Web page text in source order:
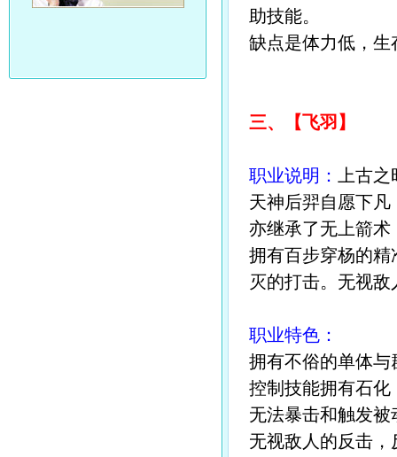
助技能。
缺点是体力低，
三、【飞羽】
职业说明：
上古
天神后羿自愿下
亦继承了无上箭
拥有百步穿杨的
灭的打击。无视
职业特色：
拥有不俗的单体
控制技能拥有石
无法暴击和触发被
无视敌人的反击